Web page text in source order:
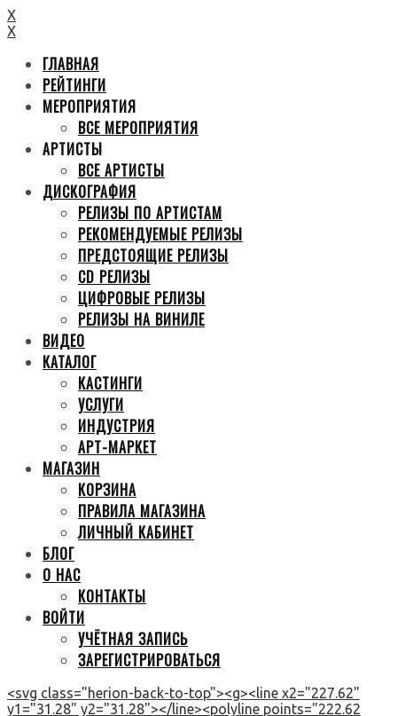
X
X
ГЛАВНАЯ
РЕЙТИНГИ
МЕРОПРИЯТИЯ
ВСЕ МЕРОПРИЯТИЯ
АРТИСТЫ
ВСЕ АРТИСТЫ
ДИСКОГРАФИЯ
РЕЛИЗЫ ПО АРТИСТАМ
РЕКОМЕНДУЕМЫЕ РЕЛИЗЫ
ПРЕДСТОЯЩИЕ РЕЛИЗЫ
CD РЕЛИЗЫ
ЦИФРОВЫЕ РЕЛИЗЫ
РЕЛИЗЫ НА ВИНИЛЕ
ВИДЕО
КАТАЛОГ
КАСТИНГИ
УСЛУГИ
ИНДУСТРИЯ
АРТ-МАРКЕТ
МАГАЗИН
КОРЗИНА
ПРАВИЛА МАГАЗИНА
ЛИЧНЫЙ КАБИНЕТ
БЛОГ
О НАС
КОНТАКТЫ
ВОЙТИ
УЧЁТНАЯ ЗАПИСЬ
ЗАРЕГИСТРИРОВАТЬСЯ
<svg class="herion-back-to-top"><g><line x2="227.62"
y1="31.28" y2="31.28"></line><polyline points="222.62